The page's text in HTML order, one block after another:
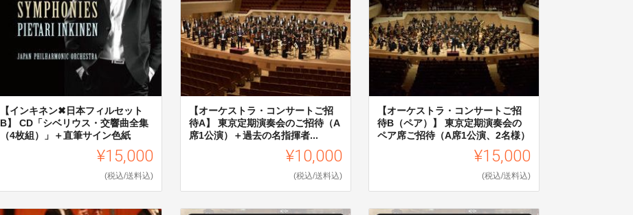
【インキネン✖日本フィルセット
B】 CD「シベリウス・交響曲全集
（4枚組）」＋直筆サイン色紙
¥15,000
(税込/送料込)
【オーケストラ・コンサートご招
待A】 東京定期演奏会のご招待（A
席1公演）＋過去の名指揮者...
¥10,000
(税込/送料込)
【オーケストラ・コンサートご招
待B（ペア）】 東京定期演奏会の
ペア席ご招待（A席1公演、2名様）
¥15,000
(税込/送料込)